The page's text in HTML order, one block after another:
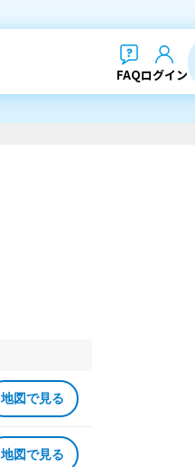
FAQログイン
地図で見る
地図で見る